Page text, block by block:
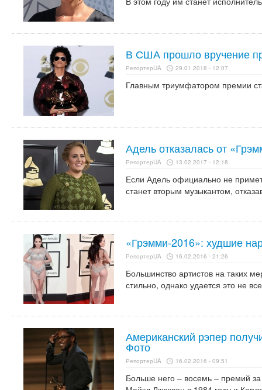
В США прошло вручение
РепортерUA 29.01.2018 - 12:07
Главным триумфатором премии
Адель отказалась от
РепортерUA 13.02.2017 - 12:18
Если Адель официально не
станет вторым музыкантом,
«Грэмми-2016»: худшие
РепортерUA 16.02.2016 - 21:26
Большинство артистов на таких
стильно, однако удается это не
Американский рэпер
Фото
РепортерUA 16.02.2016 - 09:51
Больше него – восемь – премий